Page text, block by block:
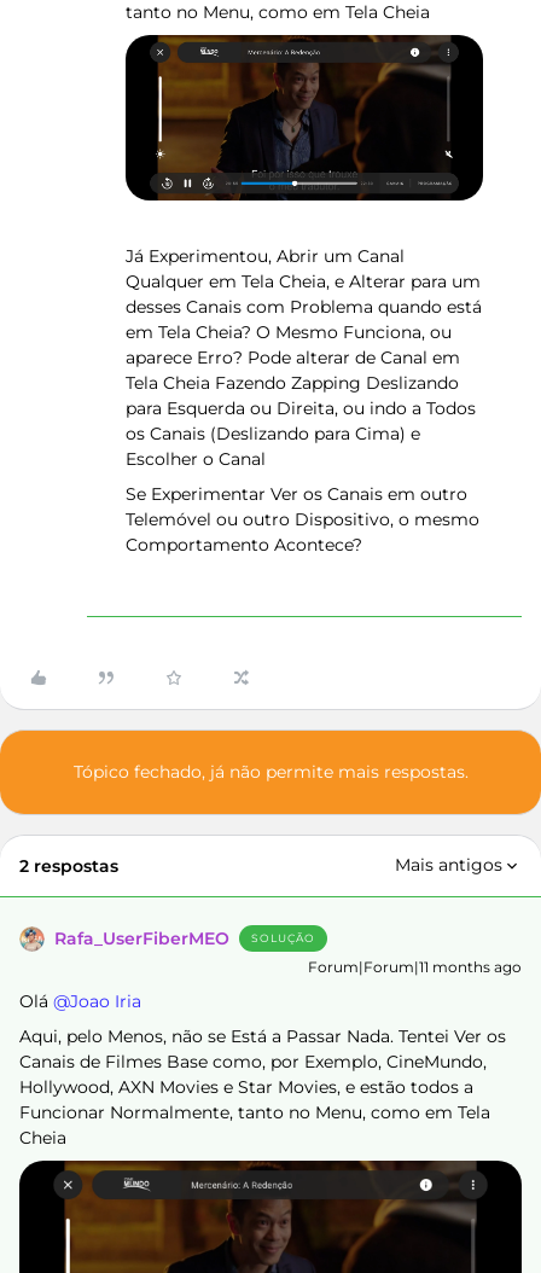
tanto no Menu, como em Tela Cheia
Já Experimentou, Abrir um Canal
Qualquer em Tela Cheia, e Alterar para um
desses Canais com Problema quando está
em Tela Cheia? O Mesmo Funciona, ou
aparece Erro? Pode alterar de Canal em
Tela Cheia Fazendo Zapping Deslizando
para Esquerda ou Direita, ou indo a Todos
os Canais (Deslizando para Cima) e
Escolher o Canal
Se Experimentar Ver os Canais em outro
Telemóvel ou outro Dispositivo, o mesmo
Comportamento Acontece?
Tópico fechado, já não permite mais respostas.
2 respostas Mais antigos
Rafa_UserFiberMEO SOLUÇÃO
Forum|Forum|11 months ago
Olá ​ @Joao Iria
Aqui, pelo Menos, não se Está a Passar Nada. Tentei Ver os
Canais de Filmes Base como, por Exemplo, CineMundo,
Hollywood, AXN Movies e Star Movies, e estão todos a
Funcionar Normalmente, tanto no Menu, como em Tela
Cheia